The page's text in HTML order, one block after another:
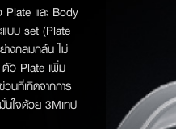
และ Body
บบ set (Plate
างกลมกล์น ไม่
ตัว Plate เพิ่ม
นที่เกิดจากการ
นใจด้วย 3Mเทป